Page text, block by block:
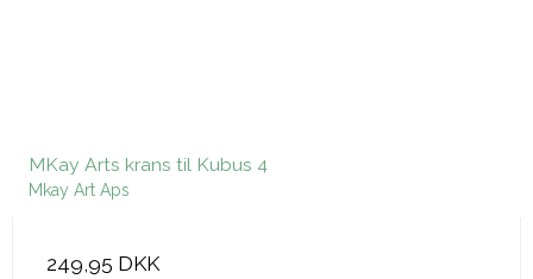
MKay Arts krans til Kubus 4
Mkay Art Aps
249,95 DKK